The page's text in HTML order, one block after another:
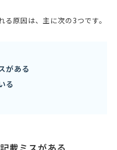
る原因は、主に次の3つです。
がある
る